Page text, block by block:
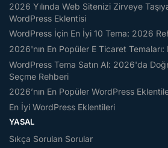
2026 Yılında Web Sitenizi Zirveye
WordPress Eklentisi
WordPress İçin En İyi 10 Tema: 2026
2026'nın En Popüler E Ticaret Temaları:
WordPress Tema Satın Al: 2026'da
Seçme Rehberi
2026’nın En Popüler WordPress
En İyi WordPress Eklentileri
YASAL
Sıkça Sorulan Sorular